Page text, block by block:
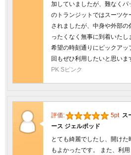
加していましたが、難なく
のトランジットではスーツケ
されましたが、中身や外部の
ったくなく無事に到着いたし
希望の時刻通りにピックアッ
回もぜひ利用したいと思いま
PK Sピンク
評価: 5pt ス
ース ジェルポッド
とても綺麗でしたし、開け
もよかったです。 また、利用